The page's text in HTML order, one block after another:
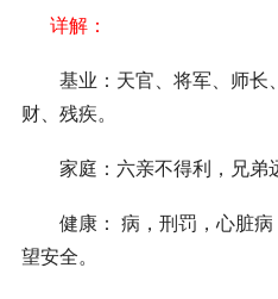
详解：
基业：天官、将军、师长
财、残疾。
家庭：六亲不得利，兄弟
健康： 病，刑罚，心脏病
望安全。